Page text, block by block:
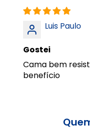
Luis Paulo
Gostei
Cama bem
benefício